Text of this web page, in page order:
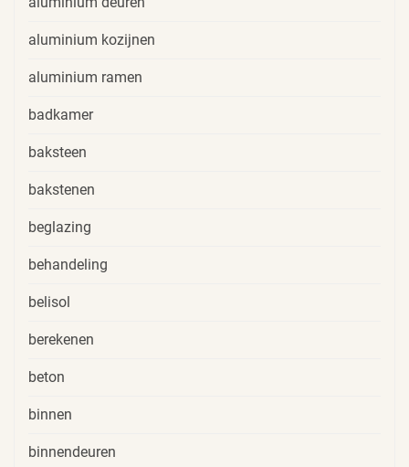
aluminium kozijnen
aluminium ramen
badkamer
baksteen
bakstenen
beglazing
behandeling
belisol
berekenen
beton
binnen
binnendeuren